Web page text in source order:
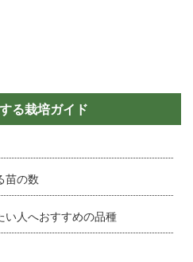
る栽培ガイド
苗の数
い人へおすすめの品種